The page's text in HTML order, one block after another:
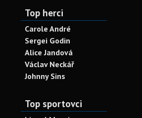
Top herci
Carole André
Sergei Godin
Alice Jandová
Václav Neckář
Johnny Sins
Top sportovci